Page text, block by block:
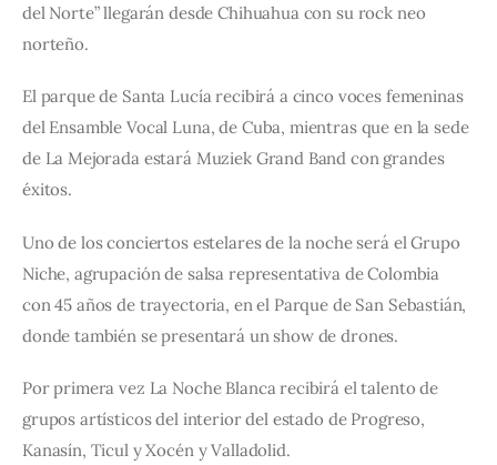
del Norte” llegarán desde Chihuahua con su rock neo
norteño.
El parque de Santa Lucía recibirá a cinco voces femeninas
del Ensamble Vocal Luna, de Cuba, mientras que en la sede
de La Mejorada estará Muziek Grand Band con grandes
éxitos.
Uno de los conciertos estelares de la noche será el Grupo
Niche, agrupación de salsa representativa de Colombia
con 45 años de trayectoria, en el Parque de San Sebastián,
donde también se presentará un show de drones.
Por primera vez La Noche Blanca recibirá el talento de
grupos artísticos del interior del estado de Progreso,
Kanasín, Ticul y Xocén y Valladolid.